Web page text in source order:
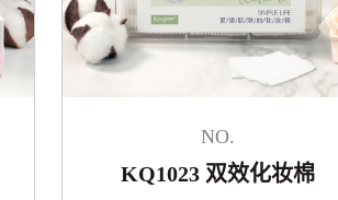
NO.
KQ1023 双效化妆棉